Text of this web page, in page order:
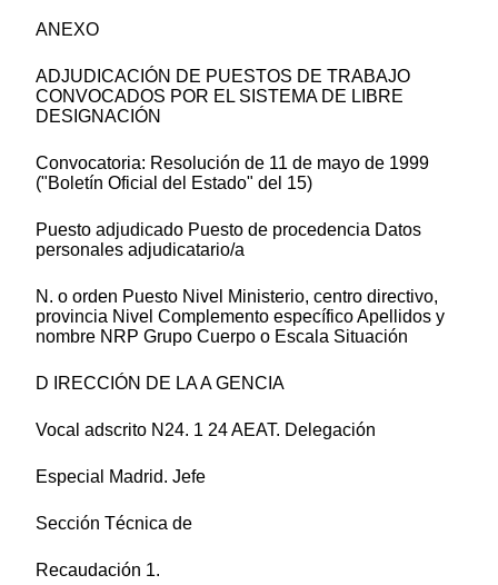
ANEXO
ADJUDICACIÓN DE PUESTOS DE TRABAJO
CONVOCADOS POR EL SISTEMA DE LIBRE
DESIGNACIÓN
Convocatoria: Resolución de 11 de mayo de 1999
("Boletín Oficial del Estado" del 15)
Puesto adjudicado Puesto de procedencia Datos
personales adjudicatario/a
N. o orden Puesto Nivel Ministerio, centro directivo,
provincia Nivel Complemento específico Apellidos y
nombre NRP Grupo Cuerpo o Escala Situación
D IRECCIÓN DE LA A GENCIA
Vocal adscrito N24. 1 24 AEAT. Delegación
Especial Madrid. Jefe
Sección Técnica de
Recaudación 1.